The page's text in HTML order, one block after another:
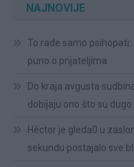
NAJNOVIJE
To rade samo
puno o prijateljima
Do kraja avgusta
dobijaju ono što su dugo
Héctor je gleda0 u
sekundu postajalo sve